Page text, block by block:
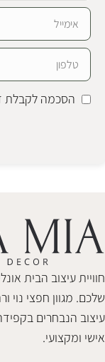
הסכמה לקבלת
חוויית עיצוב הבית
שלכם. מגוון חפצי נוי
עיצוב הנבחרים
אישי ומקצועי.